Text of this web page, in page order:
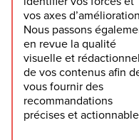
vos axes
Nous passons
en revue la qualité
visuelle et
de vos contenus afin
vous fournir des
recommandations
précises et